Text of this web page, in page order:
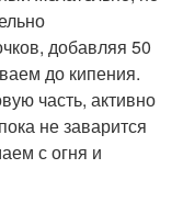
добавляя 50
до кипения.
часть, активно
не заварится
с огня и